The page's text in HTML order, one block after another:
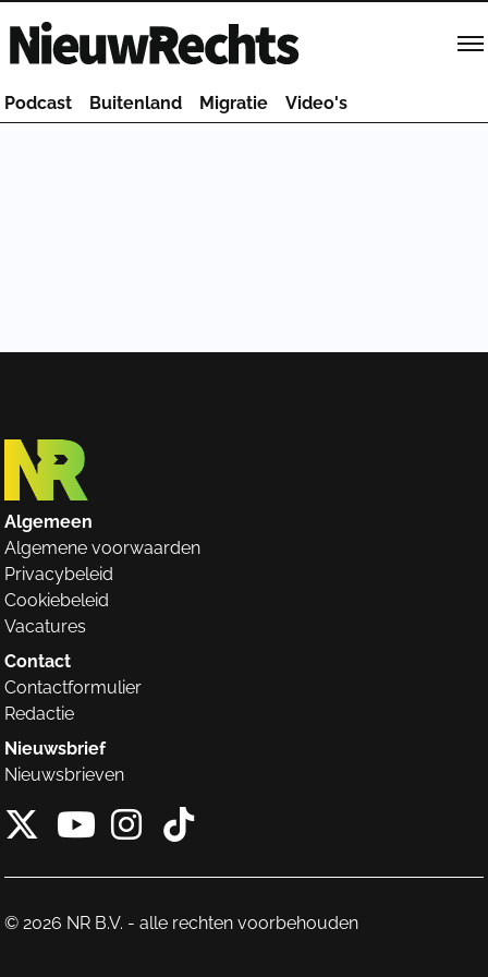
Homepage van NieuwRechts
Podcast Buitenland Migratie Video's
Algemeen
Algemene voorwaarden
Privacybeleid
Cookiebeleid
Vacatures
Contact
Contactformulier
Redactie
Nieuwsbrief
Nieuwsbrieven
X van NieuwRechts
Instagram van
Tiktok van
© 2026 NR B.V. - alle rechten voorbehouden